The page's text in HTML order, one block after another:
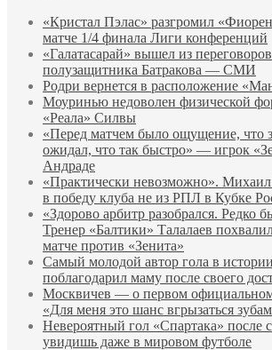
«Кристал Пэлас» разгромил
матче 1/4 финала Лиги конференций
«Галатасарай» вышел из
полузащитника Батракова — СМИ
Родри вернется в расположение
Моуринью недоволен физической
«Реала» Силвы
«Перед матчем было ощущение, что
ожидал, что так быстро» — игрок
Андраде
«Практически невозможно».
в победу клуба не из РПЛ в Кубке
«Здорово арбитр разобрался. Редко
Тренер «Балтики» Талалаев
матче против «Зенита»
Самый молодой автор гола в
поблагодарил маму после своего
Москвичев — о первом официальном
«Для меня это шанс вгрызаться
Невероятный гол «Спартака» после
увидишь даже в мировом футболе